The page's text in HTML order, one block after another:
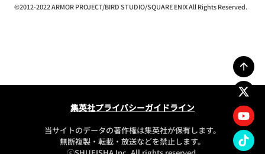
©2012-2022 ARMOR PROJECT/BIRD STUDIO/SQUARE ENIX All Rights Reserved.
集英社プライバシーガイドライン
当サイトのデータの著作権は集英社が保有します。
無断複製・転載・放送などを禁止します。